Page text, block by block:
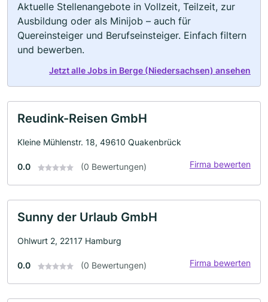
Aktuelle Stellenangebote in Vollzeit, Teilzeit, zur
Ausbildung oder als Minijob – auch für
Quereinsteiger und Berufseinsteiger. Einfach filtern
und bewerben.
Jetzt alle Jobs in Berge (Niedersachsen) ansehen
Reudink-Reisen GmbH
Kleine Mühlenstr. 18, 49610 Quakenbrück
0.0 (0 Bewertungen) Firma bewerten
Sunny der Urlaub GmbH
Ohlwurt 2, 22117 Hamburg
0.0 (0 Bewertungen) Firma bewerten